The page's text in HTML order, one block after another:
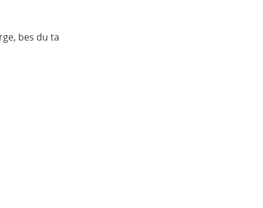
bes du ta